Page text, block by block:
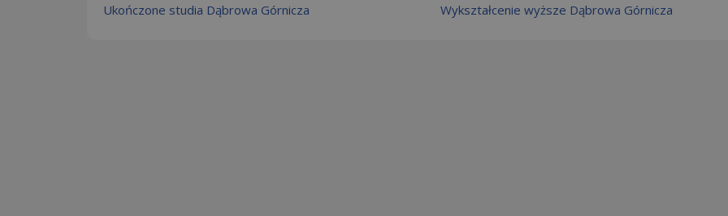
Ukończone studia Dąbrowa Górnicza
Wykształcenie wyższe Dąbrowa Górnicza